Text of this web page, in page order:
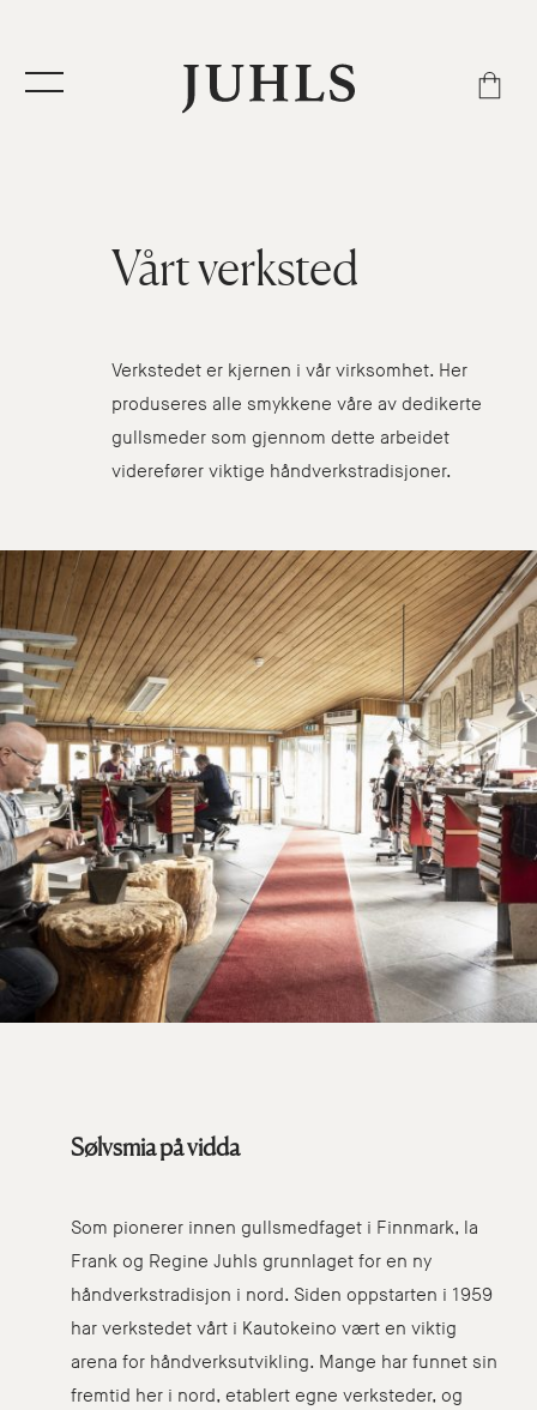
Vårt verksted
Verkstedet er kjernen i vår virksomhet. Her
produseres alle smykkene våre av dedikerte
gullsmeder som gjennom dette arbeidet
viderefører viktige håndverkstradisjoner.
Sølvsmia på vidda
Som pionerer innen gullsmedfaget i Finnmark, la
Frank og Regine Juhls grunnlaget for en ny
håndverkstradisjon i nord. Siden oppstarten i 1959
har verkstedet vårt i Kautokeino vært en viktig
arena for håndverksutvikling. Mange har funnet sin
fremtid her i nord, etablert egne verksteder, og